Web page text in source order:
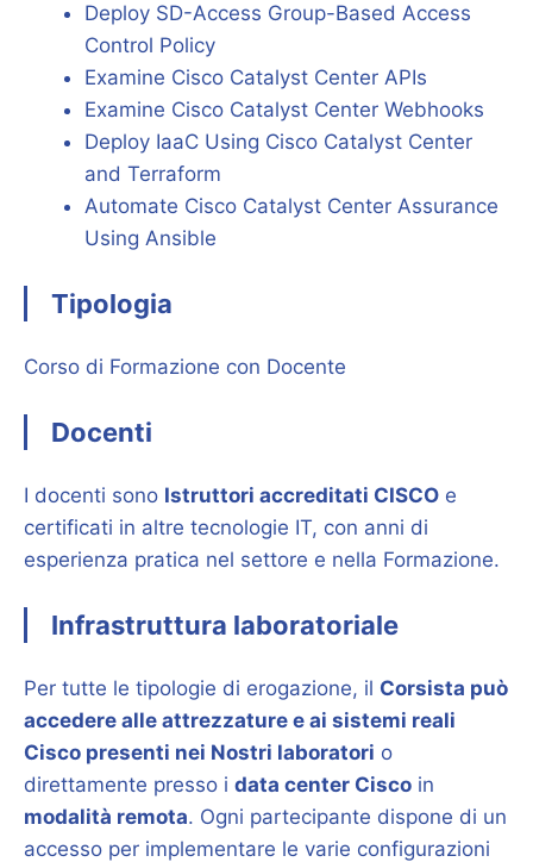
Deploy SD-Access Group-Based Access
Control Policy
Examine Cisco Catalyst Center APIs
Examine Cisco Catalyst Center Webhooks
Deploy IaaC Using Cisco Catalyst Center
and Terraform
Automate Cisco Catalyst Center Assurance
Using Ansible
Tipologia
Corso di Formazione con Docente
Docenti
I docenti sono Istruttori accreditati CISCO e
certificati in altre tecnologie IT, con anni di
esperienza pratica nel settore e nella Formazione.
Infrastruttura laboratoriale
Per tutte le tipologie di erogazione, il Corsista può
accedere alle attrezzature e ai sistemi reali
Cisco presenti nei Nostri laboratori o
direttamente presso i data center Cisco in
modalità remota. Ogni partecipante dispone di un
accesso per implementare le varie configurazioni